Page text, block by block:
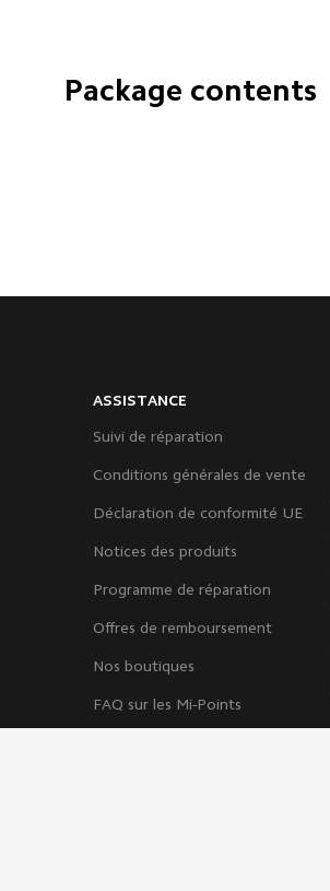
Package contents
ASSISTANCE
Suivi de réparation
Conditions générales de vente
Déclaration de conformité UE
Notices des produits
Programme de réparation
Offres de remboursement
Nos boutiques
FAQ sur les Mi-Points